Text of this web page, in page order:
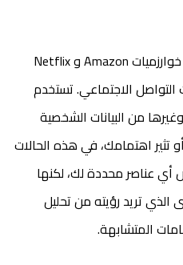
من أمثلة التعلم الآلي في حياتك خوارزميات Amazon و Netflix
التواصل الاجتماعي. تستخدم
من البيانات الشخصية
تثير اهتمامك، في هذه الحالات
أي عناصر محددة لك، لكنها
الذي تريد رؤيته من تحليل
المتشابهة.